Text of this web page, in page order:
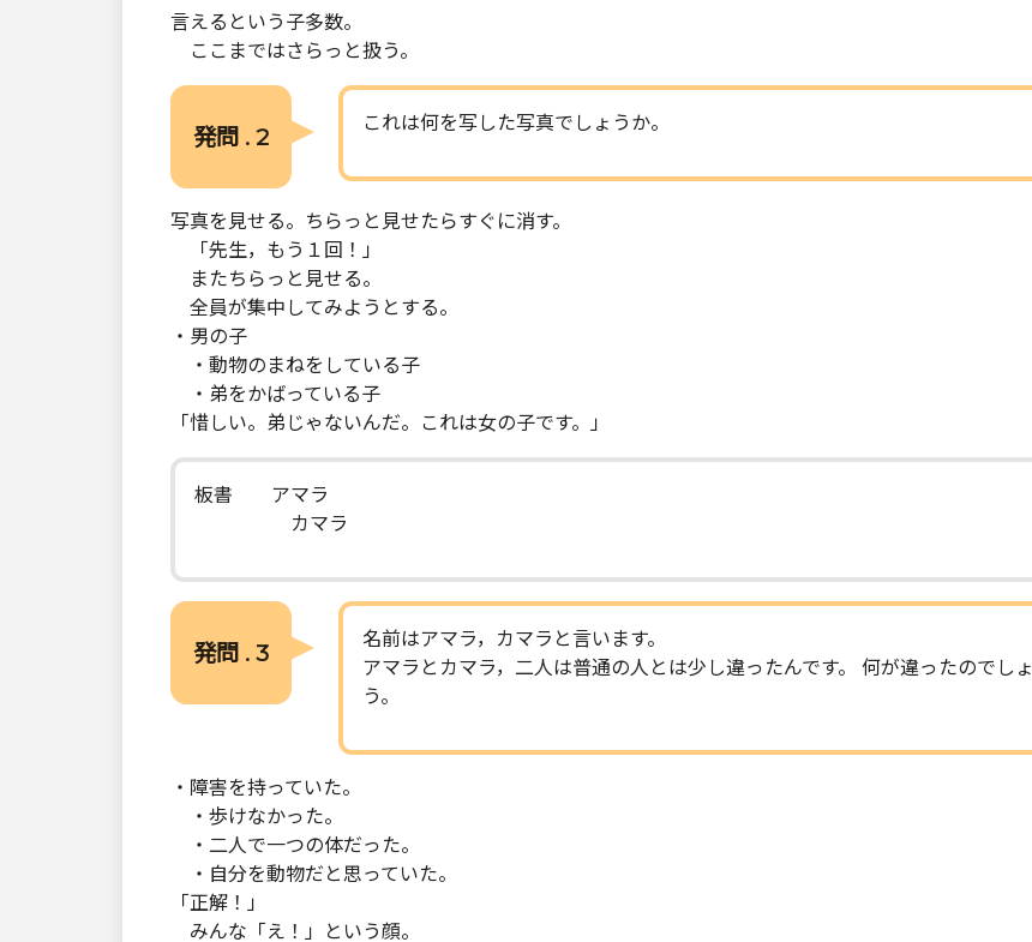
言えるという子多数。
ここまではさらっと扱う。
発問 . 2 これは何を写した写真でしょうか。
写真を見せる。ちらっと見せたらすぐに消す。
「先生，もう１回！」
またちらっと見せる。
全員が集中してみようとする。
・男の子
・動物のまねをしている子
・弟をかばっている子
「惜しい。弟じゃないんだ。これは女の子です。」
板書 アマラ
カマラ
発問 . 3
名前はアマラ，カマラと言います。
アマラとカマラ，二人は普通の人とは少し違ったんです。 何が違ったのでしょ
う。
・障害を持っていた。
・歩けなかった。
・二人で一つの体だった。
・自分を動物だと思っていた。
「正解！」
みんな「え！」という顔。